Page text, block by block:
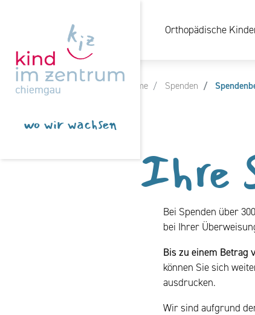
wo wir wachsen
Orthopädische
Wir befinden uns hier: Home Spenden
Ihre
Bei Spenden über
bei Ihrer
Bis zu einem Betrag
können Sie sich
ausdrucken.
Wir sind aufgrund